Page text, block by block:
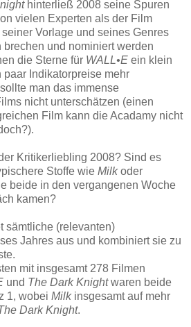
hinterließ 2008 seine Spuren
vielen Experten als der Film
Vorlage und seines Genres
und nominiert werden
die Sterne für WALL•E ein klein
Indikatorpreise mehr
man das immense
nicht unterschätzen (einen
Film kann die Acadamy nicht
Kritikerliebling 2008? Sind es
Stoffe wie Milkoder
beide in den vergangenen Woche
kamen?
sämtliche (relevanten)
Jahres aus und kombiniert sie zu
mit insgesamt 278 Filmen
und The Dark Knightwaren beide
1, wobei Milkinsgesamt auf mehr
Dark Knight.